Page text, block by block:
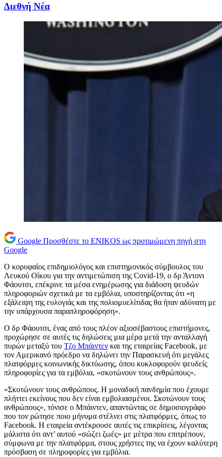
Διεθνή Νέα
Google Προσθέστε το ENIKOS ως προτιμώμενη πηγή στη
Google
Ο κορυφαίος επιδημιολόγος και επιστημονικός σύμβουλος του
Λευκού Οίκου για την αντιμετώπιση της Covid-19, ο δρ Άντονι
Φάουτσι, επέκρινε τα μέσα ενημέρωσης για διάδοση ψευδών
πληροφοριών σχετικά με τα εμβόλια, υποστηρίζοντας ότι «η
εξάλειψη της ευλογιάς και της πολιομυελίτιδας θα ήταν αδύνατη με
την υπάρχουσα παραπληροφόρηση».
Ο δρ Φάουτσι, ένας από τους πλέον αξιοσέβαστους επιστήμονες,
προχώρησε σε αυτές τις δηλώσεις μια μέρα μετά την ανταλλαγή
πυρών μεταξύ του Τζο Μπάιντεν και της εταιρείας Facebook, με
τον Αμερικανό πρόεδρο να δηλώνει την Παρασκευή ότι μεγάλες
πλατφόρμες κοινωνικής δικτύωσης, όπου κυκλοφορούν ψευδείς
πληροφορίες για τα εμβόλια, «σκοτώνουν τους ανθρώπους».
«Σκοτώνουν τους ανθρώπους. Η μοναδική πανδημία που έχουμε
πλήττει εκείνους που δεν είναι εμβολιασμένοι. Σκοτώνουν τους
ανθρώπους», τόνισε ο Μπάιντεν, απαντώντας σε δημοσιογράφο
που τον ρώτησε ποιο μήνυμα στέλνει στις πλατφόρμες, όπως το
Facebook. Η εταιρεία αντέκρουσε αυτές τις επικρίσεις, λέγοντας
μάλιστα ότι αντ’ αυτού «σώζει ζωές» με μέτρα που επιτρέπουν,
σύμφωνα με την πλατφόρμα, στους χρήστες της να έχουν καλύτερη
πρόσβαση σε πληροφορίες για εμβόλια.